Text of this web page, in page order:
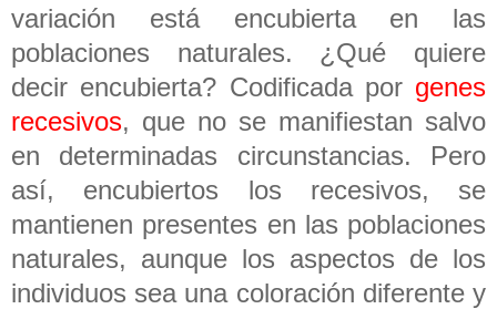
variación está encubierta en las
poblaciones naturales. ¿Qué quiere
decir encubierta? Codificada por genes
recesivos, que no se manifiestan salvo
en determinadas circunstancias. Pero
así, encubiertos los recesivos, se
mantienen presentes en las poblaciones
naturales, aunque los aspectos de los
individuos sea una coloración diferente y